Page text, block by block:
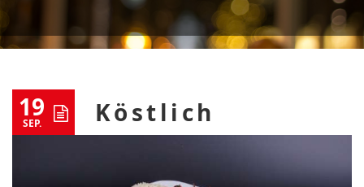
19
SEP. Köstlich